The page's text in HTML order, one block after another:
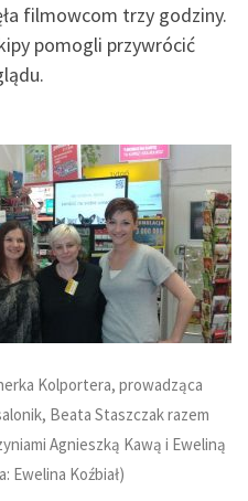
filmowcom trzy godziny.
pomogli przywrócić
Kolportera, prowadząca
Beata Staszczak razem
Agnieszką Kawą i Eweliną
Ewelina Koźbiał)